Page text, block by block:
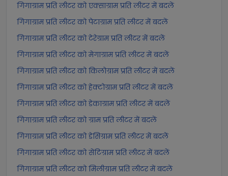
गिगाग्राम प्रति लीटर को एक्साग्राम प्रति लीटर में बदलें
गिगाग्राम प्रति लीटर को पेटाग्राम प्रति लीटर में बदलें
गिगाग्राम प्रति लीटर को टेरेग्राम प्रति लीटर में बदलें
गिगाग्राम प्रति लीटर को मेगाग्राम प्रति लीटर में बदलें
गिगाग्राम प्रति लीटर को किलोग्राम प्रति लीटर में बदलें
गिगाग्राम प्रति लीटर को हेक्टोग्राम प्रति लीटर में बदलें
गिगाग्राम प्रति लीटर को डेकाग्राम प्रति लीटर में बदलें
गिगाग्राम प्रति लीटर को ग्राम प्रति लीटर में बदलें
गिगाग्राम प्रति लीटर को डेसिग्राम प्रति लीटर में बदलें
गिगाग्राम प्रति लीटर को सेंटिग्राम प्रति लीटर में बदलें
गिगाग्राम प्रति लीटर को मिलीग्राम प्रति लीटर में बदलें